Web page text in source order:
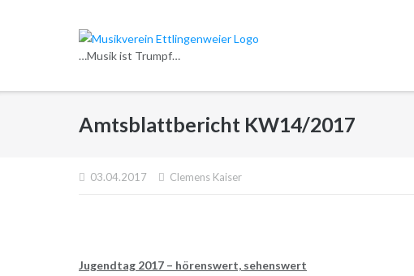
…Musik ist Trumpf…
Amtsblattbericht KW14/2017
03.04.2017 Clemens Kaiser
Jugendtag 2017 – hörenswert, sehenswert